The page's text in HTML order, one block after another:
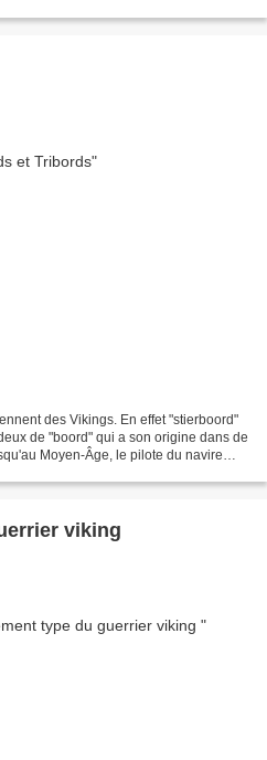
des Vikings. En effet "stierboord"
de "boord" qui a son origine dans de
Moyen-Âge, le pilote du navire
viking